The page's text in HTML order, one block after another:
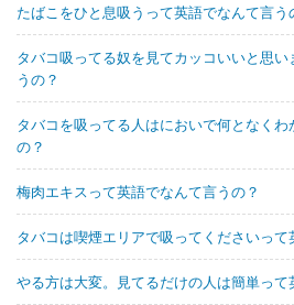
たばこをひと息吸うって英語でなんて言う
タバコ吸ってる奴を見てカッコいいと思
うの？
タバコを吸ってる人はにおいで何となく
の？
梅肉エキスって英語でなんて言うの？
タバコは喫煙エリアで吸ってくださいって
やる方は大変。見てるだけの人は簡単って